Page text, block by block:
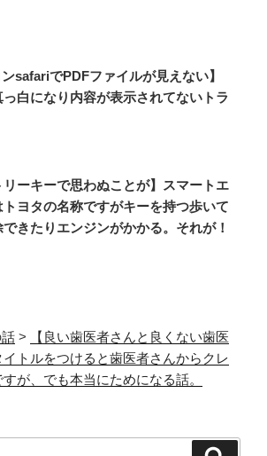
ンsafariでPDFファイルが見えない】
白になり内容が表示されてないトラ
リーキーで思わぬことが】スマートエ
ヨタの名称ですがキーを持つ歩いて
きたりエンジンがかかる。それが！
>
【良い歯医者さんと良くない歯医
トルをつけると歯医者さんからクレ
が、でも本当にためになる話。